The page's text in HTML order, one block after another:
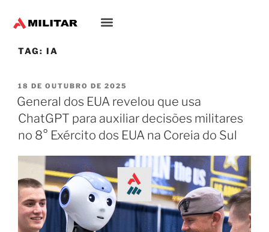
TAG: IA
18 DE OUTUBRO DE 2025
General dos EUA revelou que usa
ChatGPT para auxiliar decisões militares
no 8° Exército dos EUA na Coreia do Sul